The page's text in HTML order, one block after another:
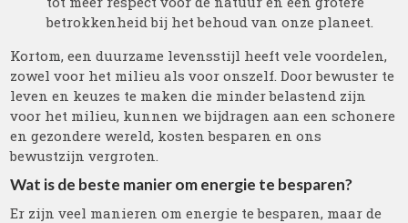
betrokkenheid bij het behoud van onze planeet.
Kortom, een duurzame levensstijl heeft vele voordelen,
zowel voor het milieu als voor onszelf. Door bewuster te
leven en keuzes te maken die minder belastend zijn
voor het milieu, kunnen we bijdragen aan een schonere
en gezondere wereld, kosten besparen en ons
bewustzijn vergroten.
Wat is de beste manier om energie te besparen?
Er zijn veel manieren om energie te besparen, maar de